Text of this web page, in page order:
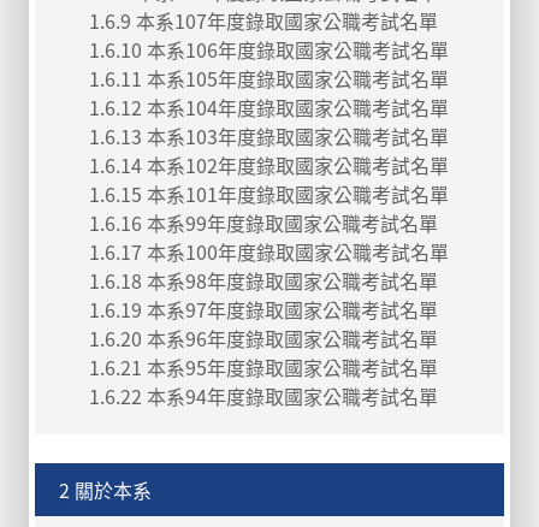
1.6.9 本系107年度錄取國家公職考試名單
1.6.10 本系106年度錄取國家公職考試名單
1.6.11 本系105年度錄取國家公職考試名單
1.6.12 本系104年度錄取國家公職考試名單
1.6.13 本系103年度錄取國家公職考試名單
1.6.14 本系102年度錄取國家公職考試名單
1.6.15 本系101年度錄取國家公職考試名單
1.6.16 本系99年度錄取國家公職考試名單
1.6.17 本系100年度錄取國家公職考試名單
1.6.18 本系98年度錄取國家公職考試名單
1.6.19 本系97年度錄取國家公職考試名單
1.6.20 本系96年度錄取國家公職考試名單
1.6.21 本系95年度錄取國家公職考試名單
1.6.22 本系94年度錄取國家公職考試名單
2 關於本系